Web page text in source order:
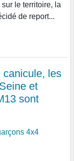
le territoire, la
de report...
les
et
sont
4x4